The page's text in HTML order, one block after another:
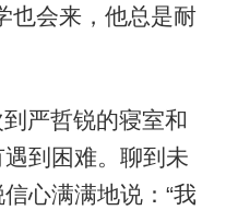
也会来，他总是耐
严哲锐的寝室和
到困难。聊到未
心满满地说：“我